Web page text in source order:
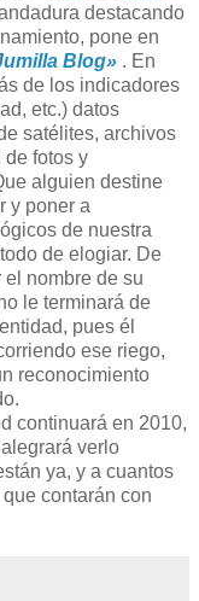
destacando
pone en
Blog» . En
de los indicadores
etc.) datos
satélites, archivos
de fotos y
alguien destine
y poner a
de nuestra
de elogiar. De
nombre de su
le terminará de
pues él
ese riego,
reconocimiento
continuará en 2010,
verlo
ya, y a cuantos
contarán con